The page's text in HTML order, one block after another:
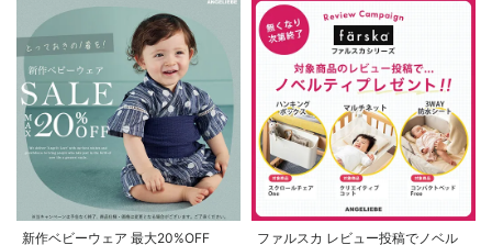
新作ベビーウェア 最大20%OFF
ファルスカ レビュー投稿でノベル